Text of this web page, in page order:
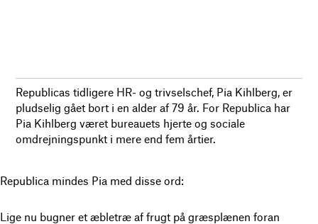
Republicas tidligere HR- og trivselschef, Pia Kihlberg, er
pludselig gået bort i en alder af 79 år. For Republica har
Pia Kihlberg været bureauets hjerte og sociale
omdrejningspunkt i mere end fem årtier.
Republica mindes Pia med disse ord:
Lige nu bugner et æbletræ af frugt på græsplænen foran